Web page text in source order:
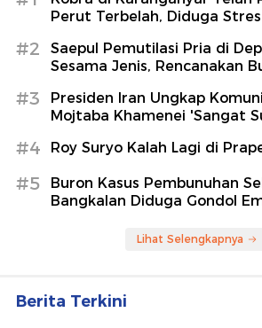
Perut Terbelah, Diduga Stres
#2
Saepul Pemutilasi Pria di
Sesama Jenis, Rencanakan
#3
Presiden Iran Ungkap
Mojtaba Khamenei 'Sangat
#4 Roy Suryo Kalah Lagi di
#5
Buron Kasus Pembunuhan
Bangkalan Diduga Gondol
Lihat Selengkapnya
Berita Terkini